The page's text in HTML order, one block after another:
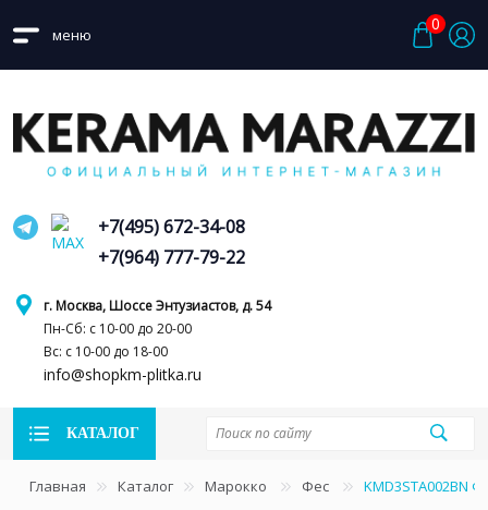
меню
0
г. Москва, Шоссе Энтузиастов, д. 54
Пн-Сб: с 10-00 до 20-00
Вс: с 10-00 до 18-00
info@shopkm-plitka.ru
+7(495) 672-34-08
+7(964) 777-79-22
КАТАЛОГ
Главная Каталог Марокко Фес KMD3STA002BN